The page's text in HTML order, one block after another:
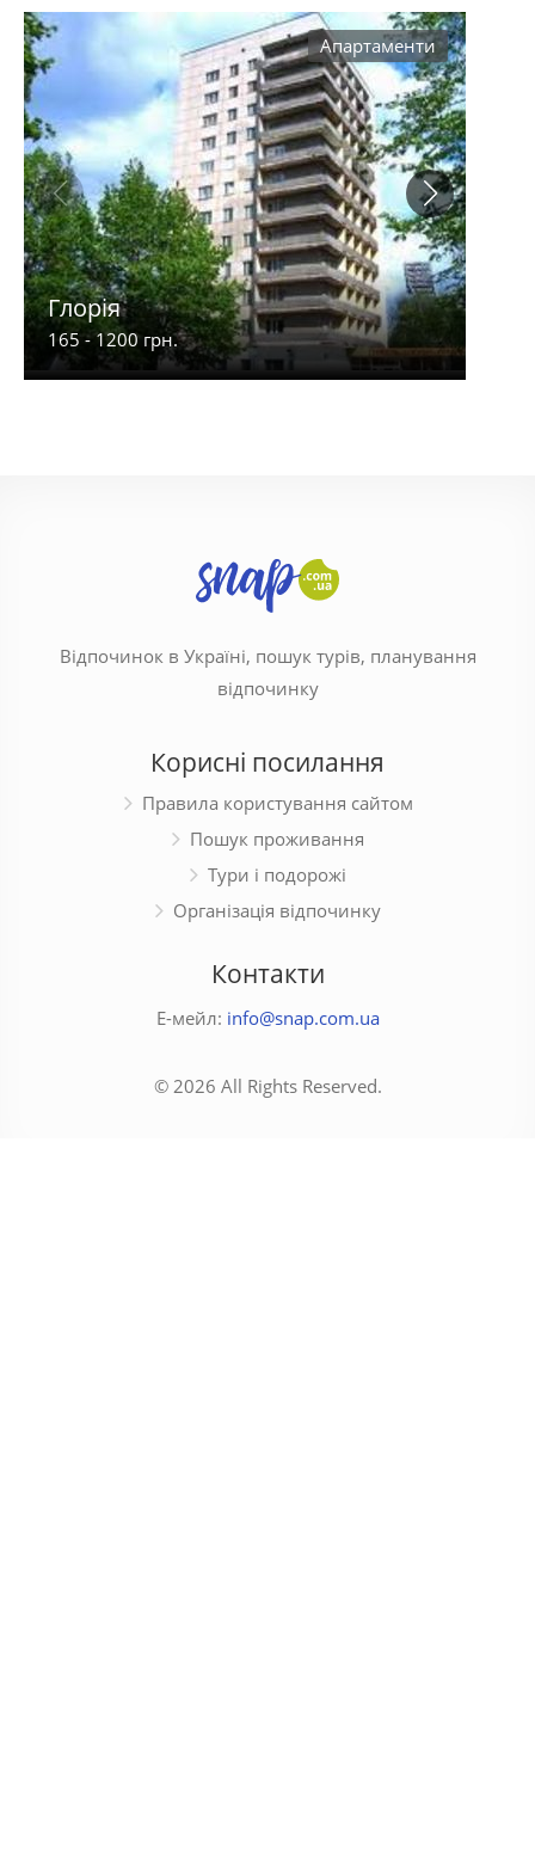
Aпартаменти
Глорія
165 - 1200 грн.
Відпочинок в Україні, пошук турів, планування
відпочинку
Корисні посилання
Правила користування сайтом
Пошук проживання
Тури і подорожі
Організація відпочинку
Контакти
Е-мейл: info@snap.com.ua
© 2026 All Rights Reserved.